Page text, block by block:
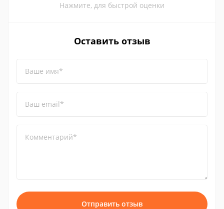
Нажмите, для быстрой оценки
Оставить отзыв
Ваше имя*
Ваш email*
Комментарий*
Отправить отзыв